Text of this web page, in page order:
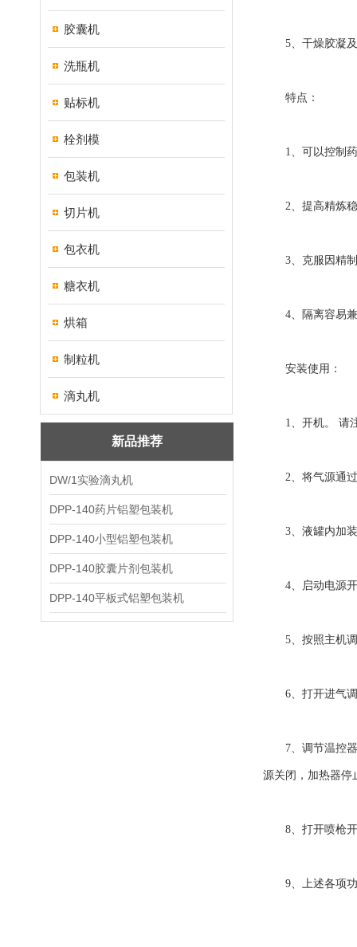
胶囊机
洗瓶机
贴标机
栓剂模
包装机
切片机
包衣机
糖衣机
烘箱
制粒机
滴丸机
新品推荐
DW/1实验滴丸机
DPP-140药片铝塑包装机
DPP-140小型铝塑包装机
DPP-140胶囊片剂包装机
DPP-140平板式铝塑包装机
5、干燥胶凝及
特点：
1、可以控制药
2、提高精炼稳
3、克服因精制
4、隔离容易兼
安装使用：
1、开机。 请注
2、将气源通过
3、液罐内加装
4、启动电源开
5、按照主机调
6、打开进气调
7、调节温控器
源关闭，加热器停
8、打开喷枪开
9、上述各项功